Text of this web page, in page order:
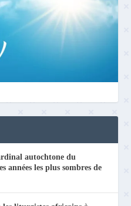
autochtone du
années les plus sombres de